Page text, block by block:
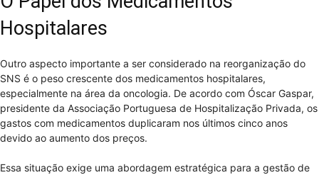
Hospitalares
Outro aspecto importante a ser considerado na reorganização do
SNS é o peso crescente dos medicamentos hospitalares,
especialmente na área da oncologia. De acordo com Óscar Gaspar,
presidente da Associação Portuguesa de Hospitalização Privada, os
gastos com medicamentos duplicaram nos últimos cinco anos
devido ao aumento dos preços.
Essa situação exige uma abordagem estratégica para a gestão de